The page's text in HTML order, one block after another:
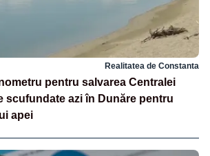
Realitatea de Constanta
pentru salvarea Centralei
scufundate azi în Dunăre pentru
apei